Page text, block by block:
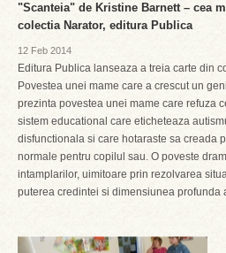
"Scanteia" de Kristine Barnett – cea
colectia Narator, editura Publica
12 Feb 2014
Editura Publica lanseaza a treia carte din
Povestea unei mame care a crescut un
prezinta povestea unei mame care refuza
sistem educational care eticheteaza
disfunctionala si care hotaraste sa creada
normale pentru copilul sau. O poveste
intamplarilor, uimitoare prin rezolvarea
puterea credintei si dimensiunea profunda